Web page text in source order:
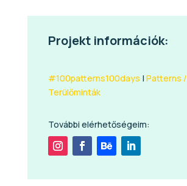
Projekt információk:
#100patterns100days | Patterns /
Terülőminták
További elérhetőségeim: